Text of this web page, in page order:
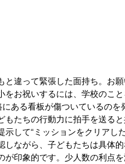
違って緊張した面持ち。お
お祝いするには、学校のこ
ある看板が傷ついているのを
たちの行動力に拍手を送る
して“ミッションをクリアし
ながら、子どもたちは具体
印象的です。少人数の利点